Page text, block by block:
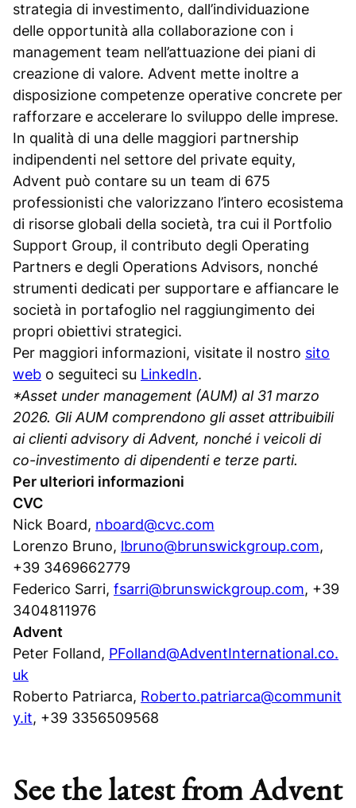
strategia di investimento, dall’individuazione
delle opportunità alla collaborazione con i
management team nell’attuazione dei piani di
creazione di valore. Advent mette inoltre a
disposizione competenze operative concrete per
rafforzare e accelerare lo sviluppo delle imprese.
In qualità di una delle maggiori partnership
indipendenti nel settore del private equity,
Advent può contare su un team di 675
professionisti che valorizzano l’intero ecosistema
di risorse globali della società, tra cui il Portfolio
Support Group, il contributo degli Operating
Partners e degli Operations Advisors, nonché
strumenti dedicati per supportare e affiancare le
società in portafoglio nel raggiungimento dei
propri obiettivi strategici.
Per maggiori informazioni, visitate il nostro sito
web o seguiteci su LinkedIn.
*Asset under management (AUM) al 31 marzo
2026. Gli AUM comprendono gli asset attribuibili
ai clienti advisory di Advent, nonché i veicoli di
co-investimento di dipendenti e terze parti.
Per ulteriori informazioni
CVC
Nick Board, nboard@cvc.com
Lorenzo Bruno, lbruno@brunswickgroup.com,
+39 3469662779
Federico Sarri, fsarri@brunswickgroup.com, +39
3404811976
Advent
Peter Folland, PFolland@AdventInternational.co.
uk
Roberto Patriarca, Roberto.patriarca@communit
y.it, +39 3356509568
See the latest from Advent